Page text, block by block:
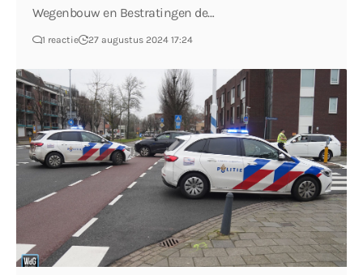
Wegenbouw en Bestratingen de…
1 reactie 27 augustus 2024 17:24